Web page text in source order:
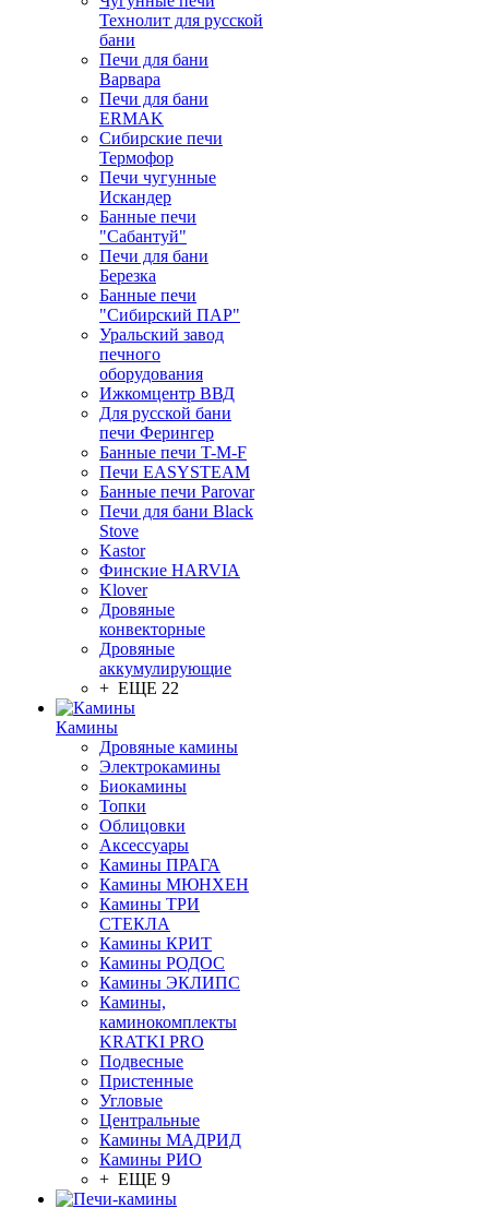
Технолит для русской
бани
Печи для бани
Варвара
Печи для бани
ERMAK
Сибирские печи
Термофор
Печи чугунные
Искандер
Банные печи
"Сабантуй"
Печи для бани
Березка
Банные печи
"Сибирский ПАР"
Уральский завод
печного
оборудования
Ижкомцентр ВВД
Для русской бани
печи Ферингер
Банные печи T-M-F
Печи EASYSTEAM
Банные печи Parovar
Печи для бани Black
Stove
Kastor
Финские HARVIA
Klover
Дровяные
конвекторные
Дровяные
аккумулирующие
+ ЕЩЕ 22
Камины
Дровяные камины
Электрокамины
Биокамины
Топки
Облицовки
Аксессуары
Камины ПРАГА
Камины МЮНХЕН
Камины ТРИ
СТЕКЛА
Камины КРИТ
Камины РОДОС
Камины ЭКЛИПС
Камины,
каминокомплекты
KRATKI PRO
Подвесные
Пристенные
Угловые
Центральные
Камины МАДРИД
Камины РИО
+ ЕЩЕ 9